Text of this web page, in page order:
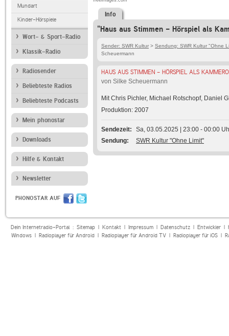
Mundart
Kinder-Hörspiele
Wort- & Sport-Radio
Klassik-Radio
Radiosender
Beliebteste Radios
Beliebteste Podcasts
Mein phonostar
Downloads
Hilfe & Kontakt
Newsletter
PHONOSTAR AUF
Info
"Haus aus Stimmen - Hörspiel als
Sender: SWR Kultur > Sendung: SWR Kultur "Ohne
Scheuermann
HAUS AUS STIMMEN - HÖRSPIEL ALS
von Silke Scheuermann
Mit Chris Pichler, Michael Rotschopf, Daniel
Produktion: 2007
Sendezeit
Sa, 03.05.2025 | 23:00 - 00:00
Sendung
SWR Kultur "Ohne Limit"
Dein Internetradio-Portal : Sitemap| Kontakt| Impressum| Datenschutz| Entwickler|
Windows| Radioplayer für Android| Radioplayer für Android TV| Radioplayer für iOS|